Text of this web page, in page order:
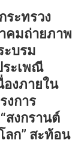
ระทรวง
คมถ่ายภาพ
ะบรม
ระเพณี
องภายใน
งการ
สงกรานต์
ก” สะท้อน